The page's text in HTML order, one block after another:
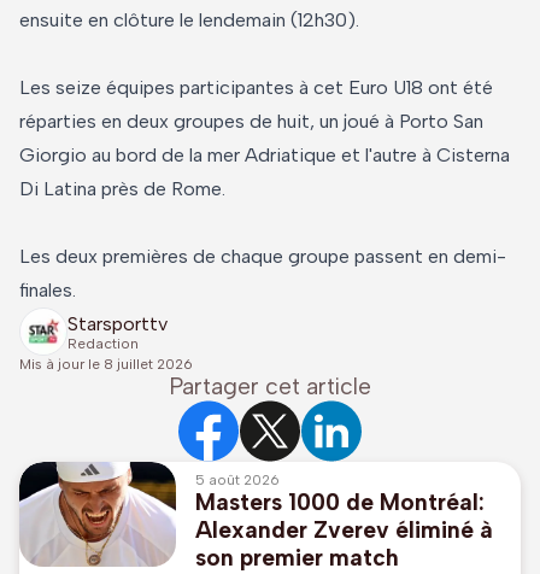
ensuite en clôture le lendemain (12h30).
Les seize équipes participantes à cet Euro U18 ont été
réparties en deux groupes de huit, un joué à Porto San
Giorgio au bord de la mer Adriatique et l'autre à Cisterna
Di Latina près de Rome.
Les deux premières de chaque groupe passent en demi-
finales.
Starsporttv
Redaction
Mis à jour le 8 juillet 2026
Partager cet article
5 août 2026
Masters 1000 de Montréal:
Alexander Zverev éliminé à
son premier match